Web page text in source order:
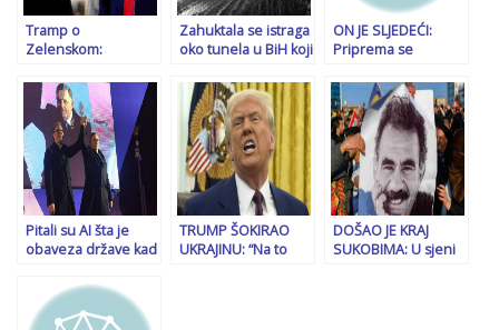
Tramp o
Zelenskom:
komičar, diktator
bez izbora bolje da
požuri ili neće
imati…
Zahuktala se istraga
oko tunela u BiH koji
skoro 400 miliona
KM
ON JE SLJEDEĆI:
Priprema se
predsjednika
Skupštine RS,
Nenada Stevandića!
Pitali su AI šta je
obaveza države kad
u Srbiji naziva
smradovima.
Pogledajte šta im je
TRUMP ŠOKIRAO
UKRAJINU: “Na to
DOŠAO JE KRAJ
SUKOBIMA: U sjeni